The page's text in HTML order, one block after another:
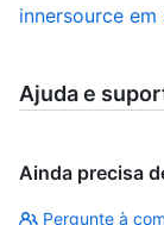
innersource em
Ajuda e
Ainda precisa
Pergunte à